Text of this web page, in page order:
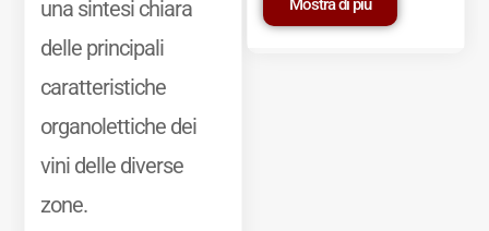
una sintesi chiara
delle principali
caratteristiche
organolettiche dei
vini delle diverse
zone.
Mostra di più